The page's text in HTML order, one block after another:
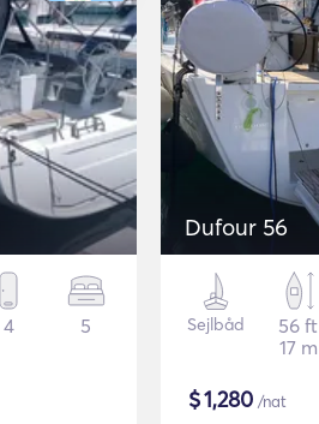
4 5
Dufour 56
Sejlbåd
56 ft
17 m
$1,280 /nat